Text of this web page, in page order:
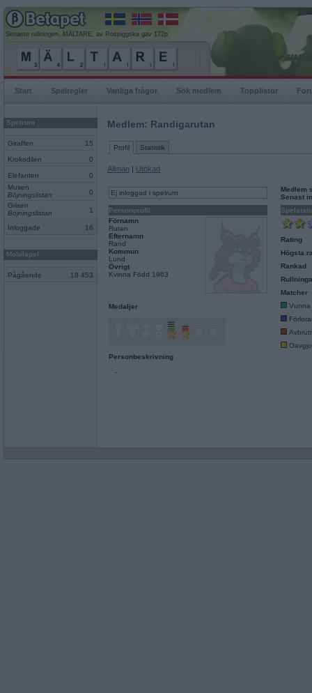
Senaste rullningen, MÄLTARE, av Rospiggska gav 172p
Start Spelregler Vanliga frågor Sök medlem Topplistor
Spelrum
Giraffen 15
Krokodilen 0
Elefanten
0
Musen
Böjningslistan
0
Grisen
Böjningslistan
1
Inloggade 16
Mobilspel
Pågående 18 453
Medlem: Randigarutan
Profil Statistik
Allmän | Utökad
Ej inloggad i spelrum
Personprofil
Förnamn
Rutan
Efternamn
Rand
Kommun
Lund
Övrigt
Kvinna Född 1963
Medaljer
Personbeskrivning
-
Medlem
Senast
Rating
Högsta
Rankad
Matcher
Vunna